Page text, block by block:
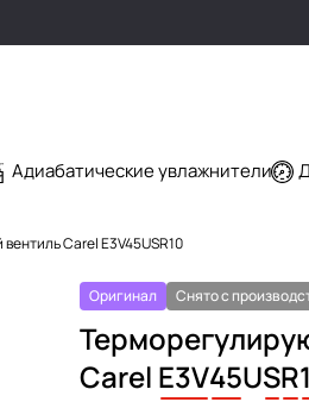
Адиабатические увлажнители
Carel E3V45USR10
Оригинал Снято с
Carel E3V45USR1